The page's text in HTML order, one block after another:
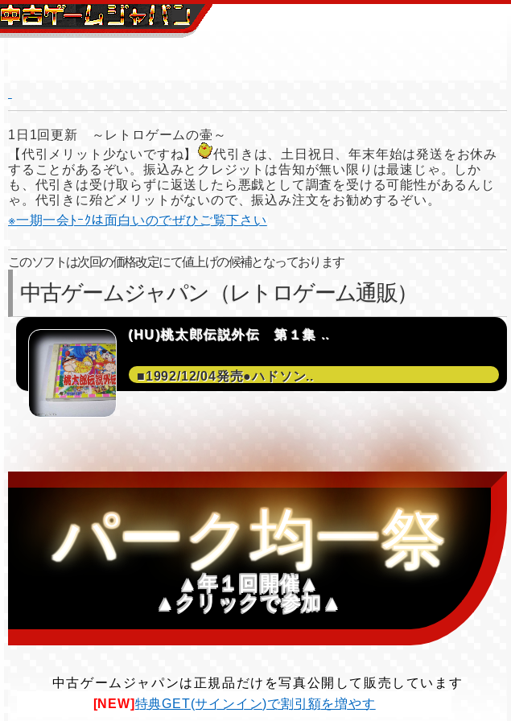
1日1回更新 ～レトロゲームの壷～
【代引メリット少ないですね】
代引きは、土日祝日、年末年始は発送をお休み
することがあるぞい。振込みとクレジットは告知が無い限りは最速じゃ。しか
も、代引きは受け取らずに返送したら悪戯として調査を受ける可能性があるんじ
ゃ。代引きに殆どメリットがないので、振込み注文をお勧めするぞい。
※一期一会ﾄｰｸは面白いのでぜひご覧下さい
このソフトは次回の価格改定にて値上げの候補となっております
中古ゲームジャパン（レトロゲーム通販）
(HU)桃太郎伝説外伝 第１集 ..
■1992/12/04発売●ハドソン..
パーク均一祭
▲年１回開催▲
▲クリックで参加▲
中古ゲームジャパンは正規品だけを写真公開して販売しています
[NEW]特典GET(サインイン)で割引額を増やす